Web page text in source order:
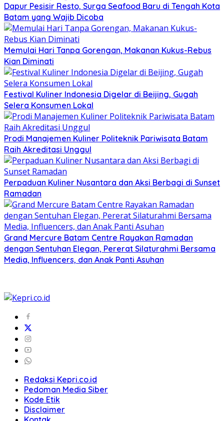
Dapur Pesisir Resto, Surga Seafood Baru di Tengah Kota
Batam yang Wajib Dicoba
Memulai Hari Tanpa Gorengan, Makanan Kukus-Rebus
Kian Diminati
Festival Kuliner Indonesia Digelar di Beijing, Gugah
Selera Konsumen Lokal
Prodi Manajemen Kuliner Politeknik Pariwisata Batam
Raih Akreditasi Unggul
Perpaduan Kuliner Nusantara dan Aksi Berbagi di Sunset
Ramadan
Grand Mercure Batam Centre Rayakan Ramadan
dengan Sentuhan Elegan, Pererat Silaturahmi Bersama
Media, Influencers, dan Anak Panti Asuhan
Redaksi Kepri.co.id
Pedoman Media Siber
Kode Etik
Disclaimer